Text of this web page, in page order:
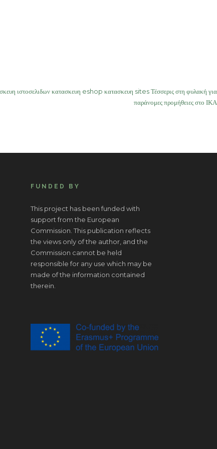
ιστοσελιδων κατασκευη eshop κατασκευη sites Τέσσερις στη φυλακή για
παράνομες προμήθειες στο ΙΚΑ
FUNDED BY
This project has been funded with
support from the European
Commission. This publication reflects
the views only of the author, and the
Commission cannot be held
responsible for any use which may be
made of the information contained
therein.